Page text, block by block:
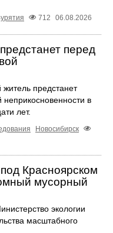
712 06.08.2026
перед
предстанет
в
лет.
Новосибирск
Красноярском
мусорный
экологии
масштабного